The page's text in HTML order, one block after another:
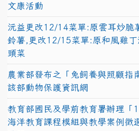
文康活動
沅益更改12/14菜單:原雲耳炒脆
鈴薯,更改12/15菜單:原和風雞丁
頭菜
農業部發布之「兔飼養與照顧指
該部動物保護資訊網
教育部國民及學前教育署辦理「
海洋教育課程模組與教學案例徵